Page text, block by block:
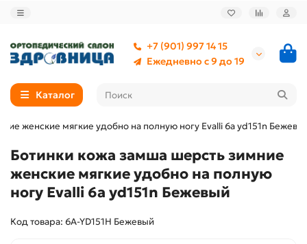
+7 (901) 997 14 15
Ежедневно с 9 до 19
Каталог
женские мягкие удобно на полную ногу Evalli 6a yd151n
Ботинки кожа замша шерсть зимние
женские мягкие удобно на полную
ногу Evalli 6a yd151n Бежевый
Код товара: 6A-YD151H Бежевый